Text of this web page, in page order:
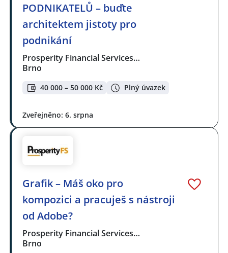
PODNIKATELŮ – buďte
architektem jistoty pro
podnikání
Prosperity Financial Services…
Brno
40 000 – 50 000 Kč Plný úvazek
Zveřejněno: 6. srpna
Grafik – Máš oko pro
kompozici a pracuješ s nástroji
od Adobe?
Prosperity Financial Services…
Brno